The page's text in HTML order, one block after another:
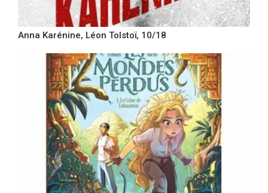
Anna Karénine, Léon Tolstoï, 10/18